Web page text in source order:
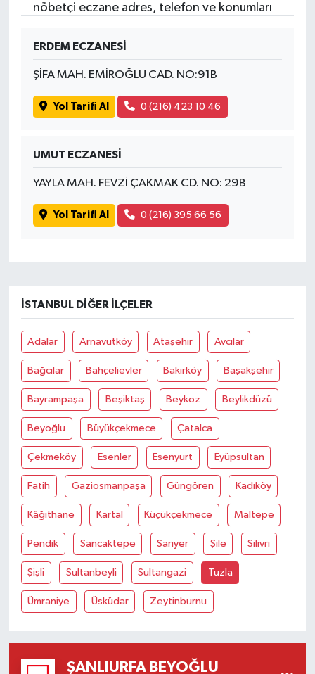
nöbetçi eczane adres, telefon ve konumları
ERDEM ECZANESİ
ŞİFA MAH. EMİROĞLU CAD. NO:91B
Yol Tarifi Al 0 (216) 423 10 46
UMUT ECZANESİ
YAYLA MAH. FEVZİ ÇAKMAK CD. NO: 29B
Yol Tarifi Al 0 (216) 395 66 56
İSTANBUL DIĞER İLÇELER
Adalar Arnavutköy Ataşehir Avcılar
Bağcılar Bahçelievler Bakırköy Başakşehir
Bayrampaşa Beşiktaş Beykoz Beylikdüzü
Beyoğlu Büyükçekmece Çatalca
Çekmeköy Esenler Esenyurt Eyüpsultan
Fatih Gaziosmanpaşa Güngören Kadıköy
Kâğıthane Kartal Küçükçekmece Maltepe
Pendik Sancaktepe Sarıyer Şile Silivri
Şişli Sultanbeyli Sultangazi Tuzla
Ümraniye Üsküdar Zeytinburnu
ŞANLIURFA BEYOĞLU